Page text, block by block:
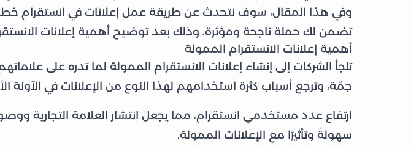
وفي هذا المقال، سوف نتحدث عن طريقة عمل إعلانات في انستقرام
تضمن لك حملة ناجحة ومؤثرة، وذلك بعد توضيح أهمية إعلانات
أهمية إعلانات الانستقرام الممولة
تلجأ الشركات إلى إنشاء إعلانات الانستقرام الممولة لما تدره على
جمّة، وترجع أسباب كثرة استخدامهم لهذا النوع من الإعلانات في الآونة
ارتفاع عدد مستخدمي انستقرام، مما يجعل انتشار العلامة التجارية
سهولةً وتأثيرًا مع الإعلانات الممولة.